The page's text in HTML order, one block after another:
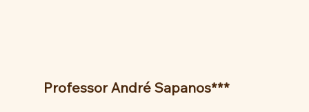
Professor André Sapanos***